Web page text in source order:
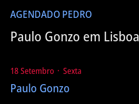
AGENDADO PEDRO
Paulo Gonzo em Lisboa
18 Setembro ᛫ Sexta
Paulo Gonzo